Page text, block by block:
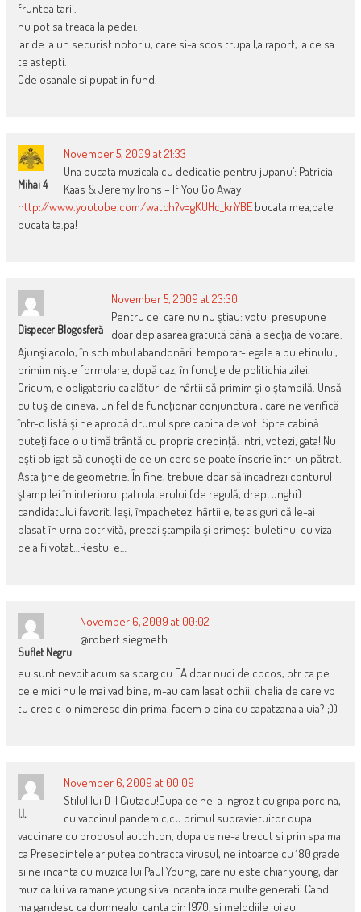
fruntea tarii.
nu pot sa treaca la pedei.
iar de la un securist notoriu, care si-a scos trupa l;a raport, la ce sa
te astepti.
Ode osanale si pupat in fund.
Mihai 4
November 5, 2009 at 21:33
Una bucata muzicala cu dedicatie pentru jupanu’: Patricia
Kaas & Jeremy Irons – If You Go Away
http://www.youtube.com/watch?v=gKUHc_knYBEbucata mea,bate
bucata ta.pa!
Dispecer Blogosferă
November 5, 2009 at 23:30
Pentru cei care nu nu ştiau: votul presupune
doar deplasarea gratuită pânâ la secţia de votare.
Ajunşi acolo, în schimbul abandonării temporar-legale a buletinului,
primim nişte formulare, după caz, în funcţie de politichia zilei.
Oricum, e obligatoriu ca alături de hârtii să primim şi o ştampilă. Unsă
cu tuş de cineva, un fel de funcţionar conjunctural, care ne verifică
într-o listă şi ne aprobă drumul spre cabina de vot. Spre cabină
puteţi face o ultimă trântă cu propria credinţă. Intri, votezi, gata! Nu
eşti obligat să cunoşti de ce un cerc se poate înscrie într-un pătrat.
Asta ţine de geometrie. În fine, trebuie doar să încadrezi conturul
ştampilei în interiorul patrulaterului (de regulă, dreptunghi)
candidatului favorit. Ieşi, împachetezi hârtiile, te asiguri că le-ai
plasat în urna potrivită, predai ştampila şi primeşti buletinul cu viza
de a fi votat…Restul e…
Suflet Negru
November 6, 2009 at 00:02
@robert siegmeth
eu sunt nevoit acum sa sparg cu EA doar nuci de cocos, ptr ca pe
cele mici nu le mai vad bine, m-au cam lasat ochii. chelia de care vb
tu cred c-o nimeresc din prima. facem o oina cu capatzana aluia? ;))
I.I.
November 6, 2009 at 00:09
Stilul lui D-l Ciutacu!Dupa ce ne-a ingrozit cu gripa porcina,
cu vaccinul pandemic,cu primul supravietuitor dupa
vaccinare cu produsul autohton, dupa ce ne-a trecut si prin spaima
ca Presedintele ar putea contracta virusul, ne intoarce cu 180 grade
si ne incanta cu muzica lui Paul Young, care nu este chiar young, dar
muzica lui va ramane young si va incanta inca multe generatii.Cand
ma gandesc ca dumnealui canta din 1970, si melodiile lui au